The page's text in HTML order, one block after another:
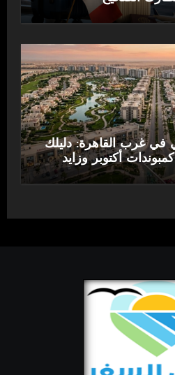
في غرب القاهرة: دليلك
أكتوبر وزايد